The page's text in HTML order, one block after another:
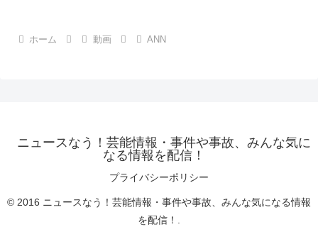
ホーム 動画 ANN
ニュースなう！芸能情報・事件や事故、みんな気に
なる情報を配信！
プライバシーポリシー
© 2016 ニュースなう！芸能情報・事件や事故、みんな気になる情報
を配信！.